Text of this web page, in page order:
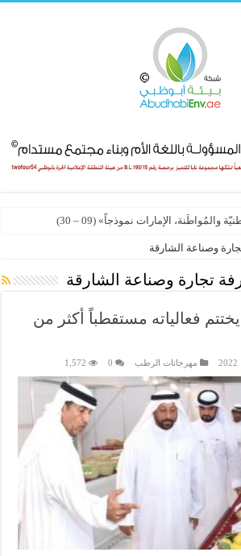
الإمارات نموذجاً» (09 – 30)
جينومًا كاملًا لأول مرة
وصناعة الشارقة
تجارة وصناعة الشارقة
فعالياته مستقطباً أكثر من
مهرجانات الرطب 0
1,572